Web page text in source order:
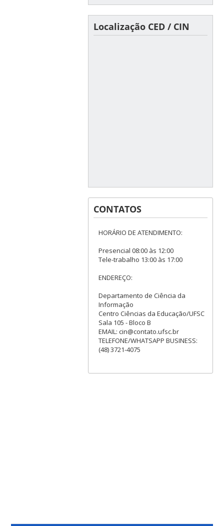
Localização CED / CIN
CONTATOS
HORÁRIO DE ATENDIMENTO:
Presencial 08:00 às 12:00
Tele-trabalho 13:00 às 17:00
ENDEREÇO:
Departamento de Ciência da
Informação
Centro Ciências da Educação/UFSC
Sala 105 - Bloco B
EMAIL: cin@contato.ufsc.br
TELEFONE/WHATSAPP BUSINESS:
(48) 3721-4075